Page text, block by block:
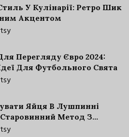
У Кулінарії: Ретро Шик
Акцентом
Перегляду Євро 2024:
Для Футбольного Свята
Яйця В Лушпинні
Метод З
Нюансами